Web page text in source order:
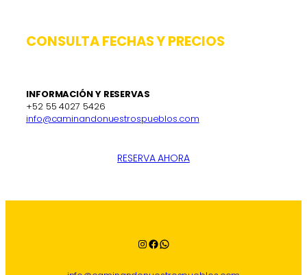
CONSULTA FECHAS Y PRECIOS
INFORMACIÓN Y RESERVAS
+52 55 4027 5426
info@caminandonuestrospueblos.com
RESERVA AHORA
InstagramFacebook WhatsApp